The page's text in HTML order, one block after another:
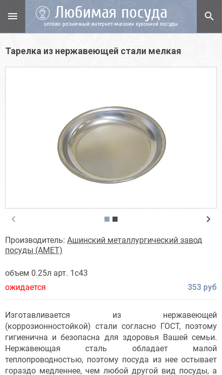
menu Любимая посуда
оптово-розничный интернет-магазин кухонной посуды
search
Тарелка из нержавеющей стали мелкая
chevron_left chevron_right
Производитель: Ашинский металлургический завод
посуды (АМЕТ)
объем 0.25л арт. 1с43
ожидается
353 руб
Изготавливается из нержавеющей
(коррозионностойкой) стали согласно ГОСТ, поэтому
гигиенична и безопасна для здоровья Вашей семьи.
Нержавеющая сталь обладает малой
теплопроводностью, поэтому посуда из нее остывает
гораздо медленнее, чем любой другой вид посуды, а